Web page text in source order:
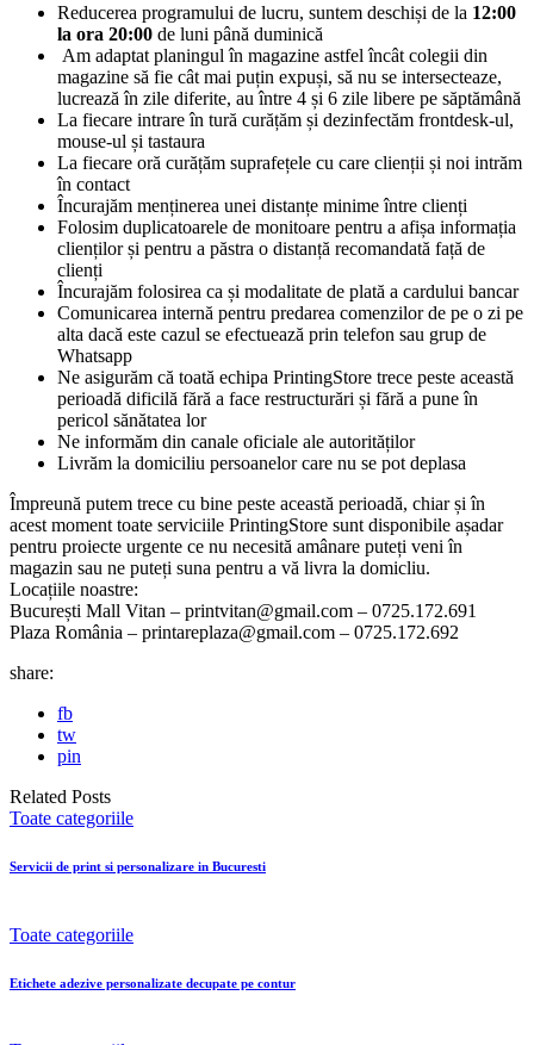
Reducerea programului de lucru, suntem deschiși de la 12:00
la ora 20:00 de luni până duminică
Am adaptat planingul în magazine astfel încât colegii din
magazine să fie cât mai puțin expuși, să nu se intersecteaze,
lucrează în zile diferite, au între 4 și 6 zile libere pe săptămână
La fiecare intrare în tură curățăm și dezinfectăm frontdesk-ul,
mouse-ul și tastaura
La fiecare oră curățăm suprafețele cu care clienții și noi intrăm
în contact
Încurajăm menținerea unei distanțe minime între clienți
Folosim duplicatoarele de monitoare pentru a afișa informația
clienților și pentru a păstra o distanță recomandată față de
clienți
Încurajăm folosirea ca și modalitate de plată a cardului bancar
Comunicarea internă pentru predarea comenzilor de pe o zi pe
alta dacă este cazul se efectuează prin telefon sau grup de
Whatsapp
Ne asigurăm că toată echipa PrintingStore trece peste această
perioadă dificilă fără a face restructurări și fără a pune în
pericol sănătatea lor
Ne informăm din canale oficiale ale autorităților
Livrăm la domiciliu persoanelor care nu se pot deplasa
Împreună putem trece cu bine peste această perioadă, chiar și în
acest moment toate serviciile PrintingStore sunt disponibile așadar
pentru proiecte urgente ce nu necesită amânare puteți veni în
magazin sau ne puteți suna pentru a vă livra la domicliu.
Locațiile noastre:
București Mall Vitan – printvitan@gmail.com – 0725.172.691
Plaza România – printareplaza@gmail.com – 0725.172.692
share:
fb
tw
pin
Related Posts
Toate categoriile
Servicii de print si personalizare in Bucuresti
Toate categoriile
Etichete adezive personalizate decupate pe contur